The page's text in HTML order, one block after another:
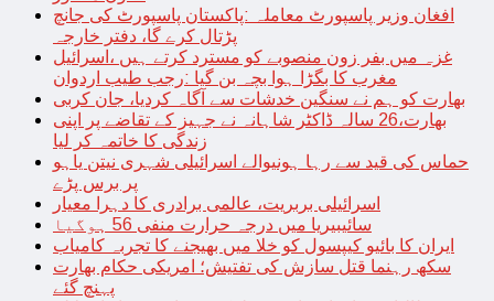
افغان وزیر پاسپورٹ معاملہ :پاکستان پاسپورٹ کی جانچ
پڑتال کرے گا، دفتر خارجہ
غزہ میں بفر زون منصوبے کو مسترد کرتے ہیں ،اسرائیل
مغرب کا بگڑا ہوا بچہ بن گیا :رجب طیب اردوان
بھارت کو ہم نے سنگین خدشات سے آگاہ کردیا، جان کربی
بھارت،26 سالہ ڈاکٹر شاہانہ نے جہیز کے تقاضے پر اپنی
زندگی کا خاتمہ کر لیا
حماس کی قید سے رہا ہونیوالے اسرائیلی شہری نیتن یاہو
پر برس پڑے
اسرائیلی بربریت، عالمی برادری کا دہرا معیار
سائیبیریا میں درجہ حرارت منفی 56 ہوگیا
ایران کا بائیو کیپسول کو خلا میں بھیجنے کا تجربہ کامیاب
سکھ رہنما قتل سازش کی تفتیش؛ امریکی حکام بھارت
پہنچ گئے